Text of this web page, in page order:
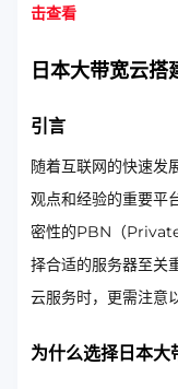
击查看
日本大带宽云
引言
随着互联网的快速发
观点和经验的重要平
密性的PBN（
择合适的服务器至关
云服务时，更需注意
为什么选择日本大